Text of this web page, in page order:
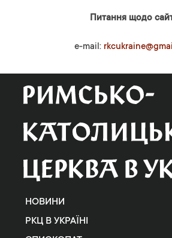
Питання щодо
e-mail:
НОВИНИ
РКЦ В УКРАЇНІ